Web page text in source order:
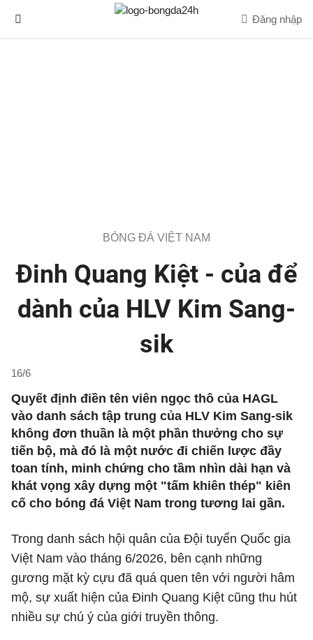
Đăng nhập
BÓNG ĐÁ VIỆT NAM
Đinh Quang Kiệt - của để
dành của HLV Kim Sang-
sik
16/6
Quyết định điền tên viên ngọc thô của HAGL
vào danh sách tập trung của HLV Kim Sang-sik
không đơn thuần là một phần thưởng cho sự
tiến bộ, mà đó là một nước đi chiến lược đầy
toan tính, minh chứng cho tầm nhìn dài hạn và
khát vọng xây dựng một "tấm khiên thép" kiên
cố cho bóng đá Việt Nam trong tương lai gần.
Trong danh sách hội quân của Đội tuyển Quốc gia
Việt Nam vào tháng 6/2026, bên cạnh những
gương mặt kỳ cựu đã quá quen tên với người hâm
mộ, sự xuất hiện của Đinh Quang Kiệt cũng thu hút
nhiều sự chú ý của giới truyền thông.